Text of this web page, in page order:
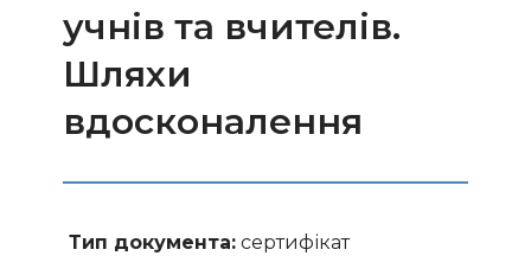
учнів та вчителів.
Шляхи
вдосконалення
Тип документа: сертифікат